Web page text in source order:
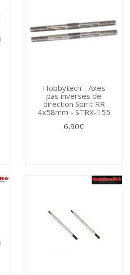
Hobbytech - Axes
pas inverses de
direction Spirit RR
4x58mm - STRX-155
6,90€